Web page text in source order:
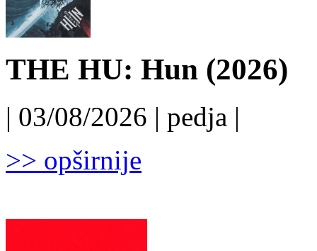
THE HU: Hun (2026)
| 03/08/2026 | pedja |
>> opširnije